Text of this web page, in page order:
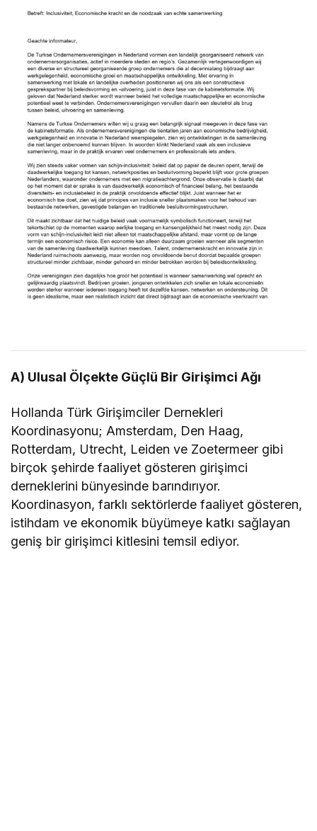
A) Ulusal Ölçekte Güçlü Bir Girişimci Ağı
Hollanda Türk Girişimciler Dernekleri
Koordinasyonu; Amsterdam, Den Haag,
Rotterdam, Utrecht, Leiden ve Zoetermeer gibi
birçok şehirde faaliyet gösteren girişimci
derneklerini bünyesinde barındırıyor.
Koordinasyon, farklı sektörlerde faaliyet gösteren,
istihdam ve ekonomik büyümeye katkı sağlayan
geniş bir girişimci kitlesini temsil ediyor.